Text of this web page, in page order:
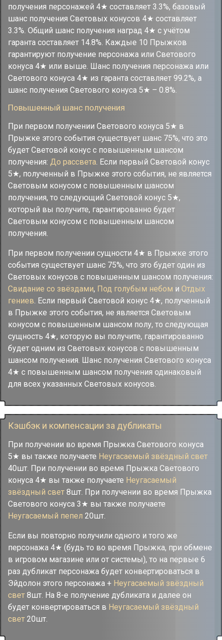
получения персонажей 4★ составляет 3.3%, базовый
шанс получения Световых конусов 4★ составляет
3.3%. Общий шанс получения наград 4★ с учётом
гаранта составляет 14.8%. Каждые 10 Прыжков
гарантируют получение персонажа или Светового
конуса 4★ или выше. Шанс получения персонажа или
Светового конуса 4★ из гаранта составляет 99.2%, а
шанс получения Светового конуса 5★ – 0.8%.
Повышенный шанс получения
При первом получении Светового конуса 5★ в
Прыжке этого события существует шанс 75%, что это
будет Световой конус с повышенным шансом
получения: До рассвета. Если первый Световой конус
5★, полученный в Прыжке этого события, не является
Световым конусом с повышенным шансом
получения, то следующий Световой конус 5★,
который вы получите, гарантированно будет
Световым конусом с повышенным шансом
получения.
При первом получении сущности 4★ в Прыжке этого
события существует шанс 75%, что это будет один из
Световых конусов с повышенным шансом получения:
Свидание со звёздами, Под голубым небом и Отдых
гениев. Если первый Световой конус 4★, полученный
в Прыжке этого события, не является Световым
конусом с повышенным шансом полу, то следующая
сущность 4★, которую вы получите, гарантированно
будет одним из Световых конусов с повышенным
шансом получения. Шанс получения Светового конуса
4★ с повышенным шансом получения одинаковый
для всех указанных Световых конусов.
Кэшбэк и компенсации за дубликаты
При получении во время Прыжка Светового конуса
5★ вы также получаете Неугасаемый звёздный свет
40шт. При получении во время Прыжка Светового
конуса 4★ вы также получаете Неугасаемый
звёздный свет 8шт. При получении во время Прыжка
Светового конуса 3★ вы также получаете
Неугасаемый пепел 20шт.
Если вы повторно получили одного и того же
персонажа 4★ (будь то во время Прыжка, при обмене
в игровом магазине или от системы), то на первые 6
раз дубликат персонажа будет конвертироваться в
Эйдолон этого персонажа + Неугасаемый звёздный
свет 8шт. На 8-е получение дубликата и далее он
будет конвертироваться в Неугасаемый звёздный
свет 20шт.